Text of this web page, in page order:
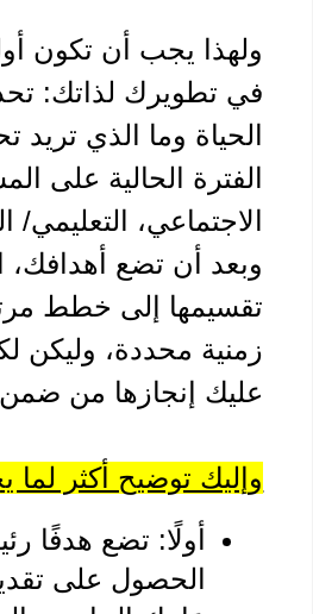
التعليمي/
إنجازها من ضمن هذه
توضيح أكثر لما يجب